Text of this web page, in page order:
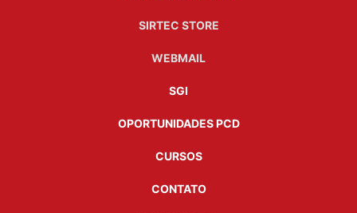
SIRTEC STORE
WEBMAIL
SGI
OPORTUNIDADES PCD
CURSOS
CONTATO